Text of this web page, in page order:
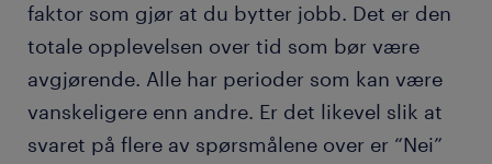
faktor som gjør at du bytter jobb. Det er den
totale opplevelsen over tid som bør være
avgjørende. Alle har perioder som kan være
vanskeligere enn andre. Er det likevel slik at
svaret på flere av spørsmålene over er “Nei”